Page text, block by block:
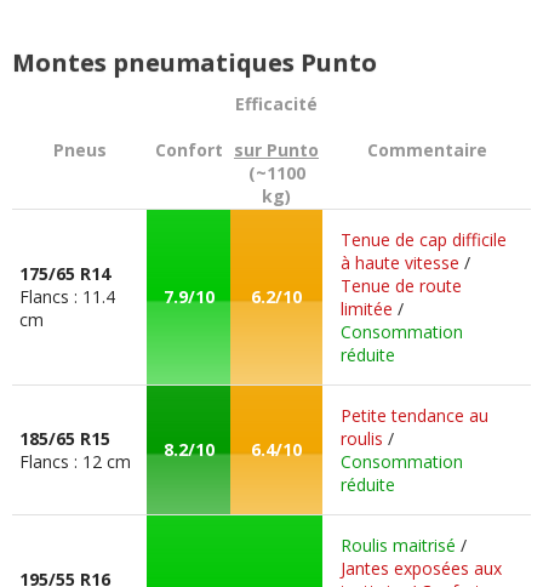
Montes pneumatiques Punto
Pneus Confort
Efficacité
sur Punto
(~1100
kg)
Commentaire
175/65 R14
Flancs : 11.4
cm
7.9/10 6.2/10
Tenue de cap difficile
à haute vitesse /
Tenue de route
limitée /
Consommation
réduite
185/65 R15
Flancs : 12 cm
8.2/10 6.4/10
Petite tendance au
roulis /
Consommation
réduite
195/55 R16
Roulis maitrisé /
Jantes exposées aux